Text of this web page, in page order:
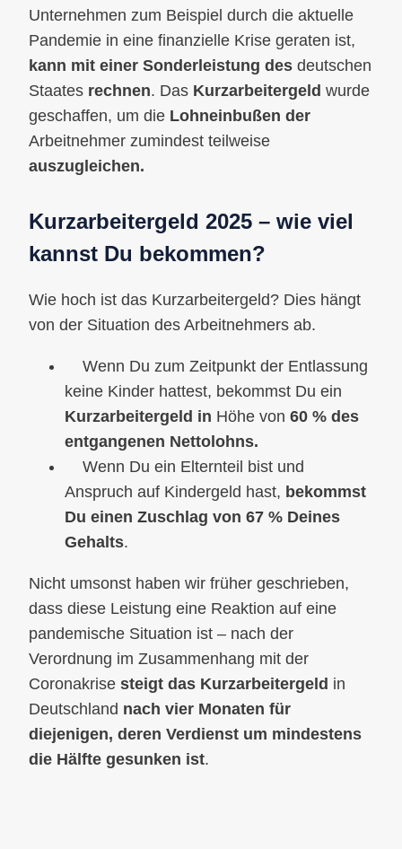
Unternehmen zum Beispiel durch die aktuelle
Pandemie in eine finanzielle Krise geraten ist,
kann mit einer Sonderleistung des deutschen
Staates rechnen. Das Kurzarbeitergeld wurde
geschaffen, um die Lohneinbußen der
Arbeitnehmer zumindest teilweise
auszugleichen.
Kurzarbeitergeld 2025 – wie viel
kannst Du bekommen?
Wie hoch ist das Kurzarbeitergeld? Dies hängt
von der Situation des Arbeitnehmers ab.
Wenn Du zum Zeitpunkt der Entlassung
keine Kinder hattest, bekommst Du ein
Kurzarbeitergeld in Höhe von 60 % des
entgangenen Nettolohns.
Wenn Du ein Elternteil bist und
Anspruch auf Kindergeld hast, bekommst
Du einen Zuschlag von 67 % Deines
Gehalts.
Nicht umsonst haben wir früher geschrieben,
dass diese Leistung eine Reaktion auf eine
pandemische Situation ist – nach der
Verordnung im Zusammenhang mit der
Coronakrise steigt das Kurzarbeitergeld in
Deutschland nach vier Monaten für
diejenigen, deren Verdienst um mindestens
die Hälfte gesunken ist.